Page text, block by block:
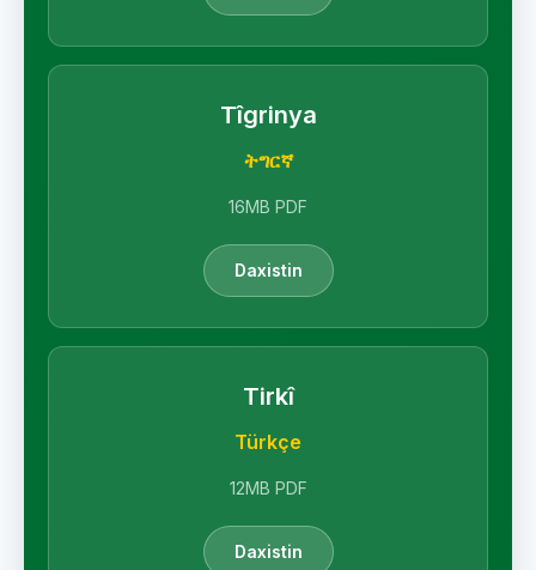
Tîgrinya
ትግርኛ
16MB PDF
Daxistin
Tirkî
Türkçe
12MB PDF
Daxistin